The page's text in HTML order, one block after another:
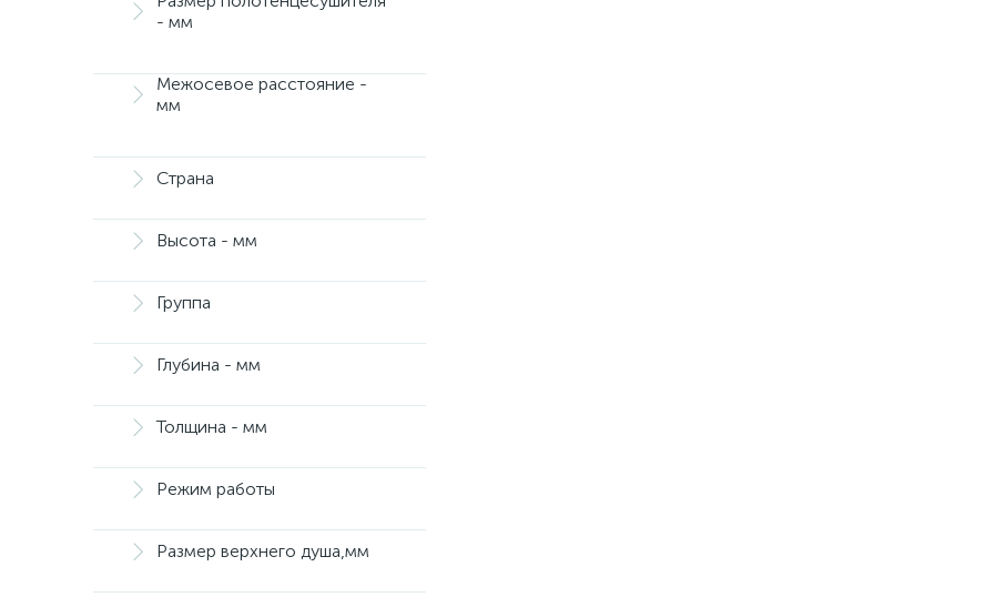
- мм
Межосевое расстояние -
мм
Страна
Высота - мм
Группа
Глубина - мм
Толщина - мм
Режим работы
Размер верхнего душа,мм